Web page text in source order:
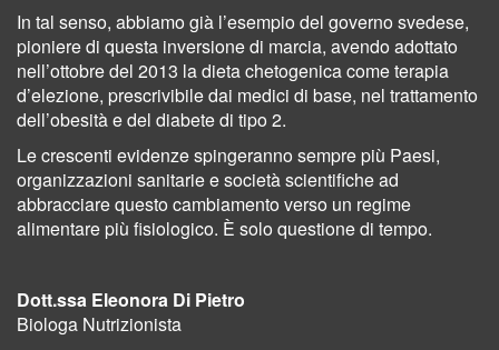
In tal senso, abbiamo già l’esempio del governo svedese,
pioniere di questa inversione di marcia, avendo adottato
nell’ottobre del 2013 la dieta chetogenica come terapia
d’elezione, prescrivibile dai medici di base, nel trattamento
dell’obesità e del diabete di tipo 2.
Le crescenti evidenze spingeranno sempre più Paesi,
organizzazioni sanitarie e società scientifiche ad
abbracciare questo cambiamento verso un regime
alimentare più fisiologico. È solo questione di tempo.
Dott.ssa Eleonora Di Pietro
Biologa Nutrizionista